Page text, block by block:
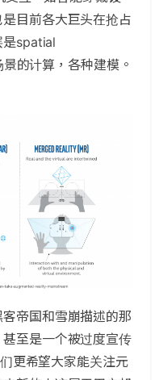
目前各大巨头在抢占
是spatial
的计算，各种建模。
帝国和雪崩描述的那
至是一个被过度宣传
更希望大家能关注元